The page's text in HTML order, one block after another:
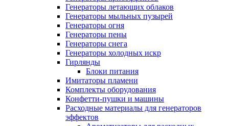
Генераторы летающих облаков
Генераторы мыльных пузырей
Генераторы огня
Генераторы пены
Генераторы снега
Генераторы холодных искр
Гирлянды
Блоки питания
Имитаторы пламени
Комплекты оборудования
Конфетти-пушки и машины
Расходные материалы для генераторов
эффектов